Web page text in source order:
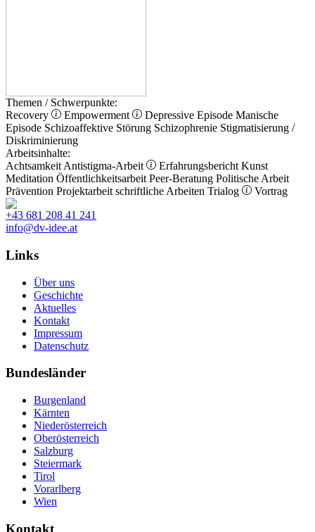
Themen / Schwerpunkte:
Recovery
Empowerment Depressive Episode Manische
Episode Schizoaffektive Störung Schizophrenie Stigmatisierung /
Diskriminierung
Arbeitsinhalte:
Achtsamkeit Antistigma-Arbeit Erfahrungsbericht Kunst
Meditation Öffentlichkeitsarbeit Peer-Beratung Politische Arbeit
Prävention Projektarbeit schriftliche Arbeiten Trialog
Vortrag
+43 681 208 41 241
info@dv-idee.at
Links
Über uns
Geschichte
Aktuelles
Kontakt
Impressum
Datenschutz
Bundesländer
Burgenland
Kärnten
Niederösterreich
Oberösterreich
Salzburg
Steiermark
Tirol
Vorarlberg
Wien
Kontakt